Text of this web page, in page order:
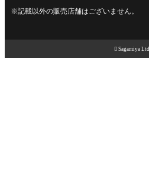
※記載以外の販売店舗はございません。
 Sagamiya Ltd.